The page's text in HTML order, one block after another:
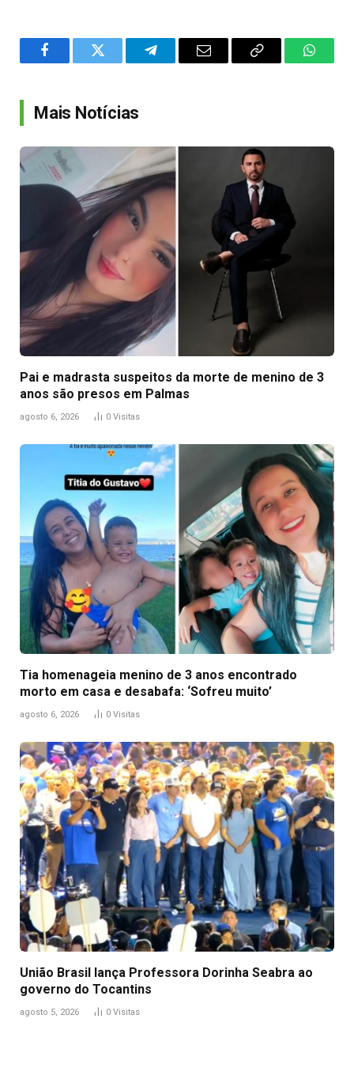
FacebookTwitter TelegramEmail
Copy
Mais Notícias
Pai e madrasta suspeitos da morte de menino de 3
anos são presos em Palmas
agosto 6, 2026 0 Visitas
Tia homenageia menino de 3 anos encontrado
morto em casa e desabafa: ‘Sofreu muito’
agosto 6, 2026 0 Visitas
União Brasil lança Professora Dorinha Seabra ao
governo do Tocantins
agosto 5, 2026 0 Visitas